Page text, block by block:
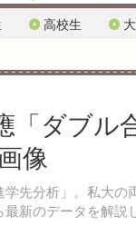
高校生
「ダブル
像
先分析」。私大の
新のデータを解説